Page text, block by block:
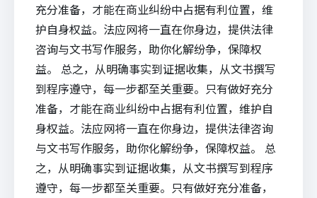
充分准备，才能在商业纠纷中占据有利位置，维
护自身权益。法应网将一直在你身边，提供法律
咨询与文书写作服务，助你化解纷争，保障权
益。 总之，从明确事实到证据收集，从文书撰写
到程序遵守，每一步都至关重要。只有做好充分
准备，才能在商业纠纷中占据有利位置，维护自
身权益。法应网将一直在你身边，提供法律咨询
与文书写作服务，助你化解纷争，保障权益。 总
之，从明确事实到证据收集，从文书撰写到程序
遵守，每一步都至关重要。只有做好充分准备，